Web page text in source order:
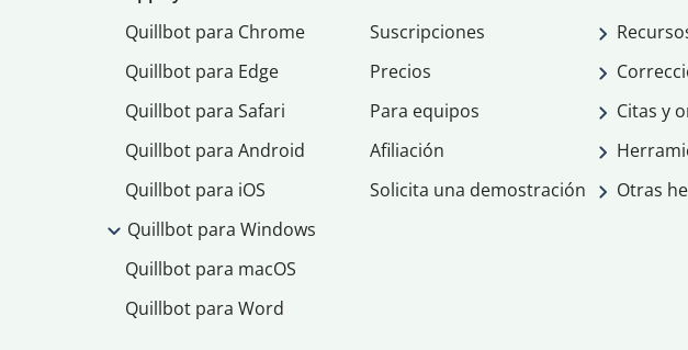
Quillbot para Chrome
Quillbot para Edge
Quillbot para Safari
Quillbot para Android
Quillbot para iOS
Quillbot para Windows
Quillbot para macOS
Quillbot para Word
Suscripciones
Precios
Para equipos
Afiliación
Solicita una demostración
Citas y
Otras